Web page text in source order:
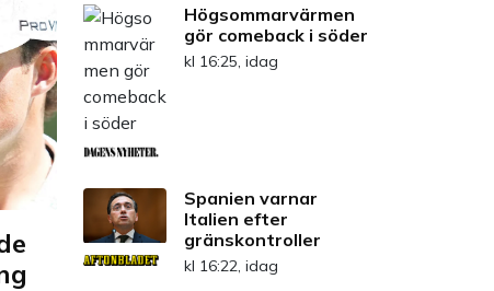
Högsommarvärmen
gör comeback i söder
kl 16:25, idag
Spanien varnar
Italien efter
gränskontroller
kl 16:22, idag